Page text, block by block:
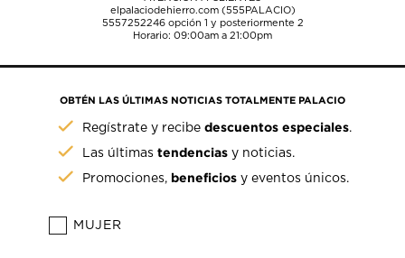
elpalaciodehierro.com (555PALACIO)
5557252246opción 1 y posteriormente 2
Horario: 09:00am a 21:00pm
OBTÉN LAS ÚLTIMAS NOTICIAS TOTALMENTE PALACIO
Regístrate y recibedescuentos especiales.
Las últimastendencias y noticias.
Promociones, beneficios y eventos únicos.
MUJER